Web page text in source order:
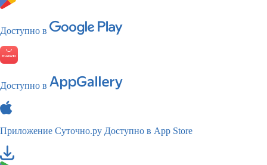
Доступно в
Доступно в
Приложение Суточно.ру Доступно в App Store